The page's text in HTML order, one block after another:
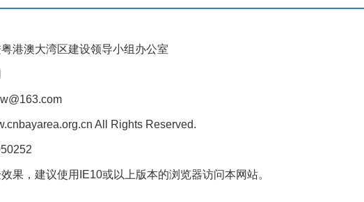
港澳大湾区建设领导小组办公室
All Rights Reserved.
果，建议使用IE10或以上版本的浏览器访问本网站。